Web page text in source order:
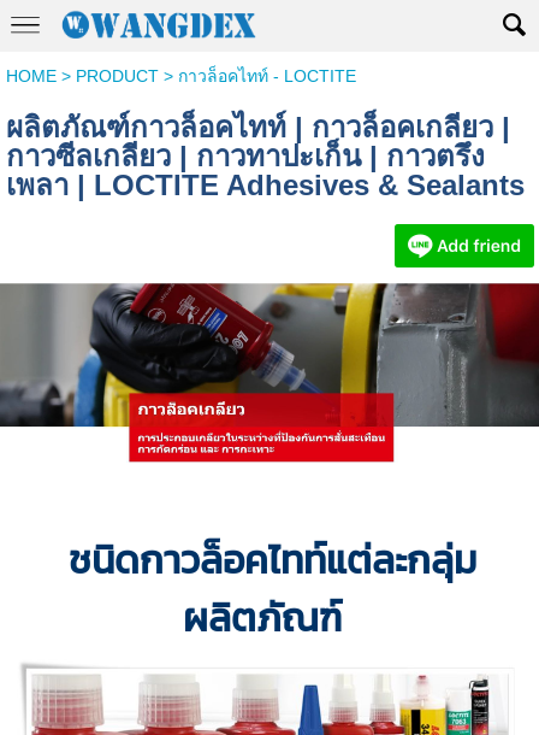
HOME> PRODUCT> กาวล็อคไทท์ - LOCTITE
ผลิตภัณฑ์กาวล็อคไทท์ | กาวล็อคเกลียว |
กาวซีลเกลียว | กาวทาปะเก็น | กาวตรึง
เพลา | LOCTITE Adhesives & Sealants
ชนิดกาวล็อคไทท์แต่ละกลุ่ม
ผลิตภัณฑ์